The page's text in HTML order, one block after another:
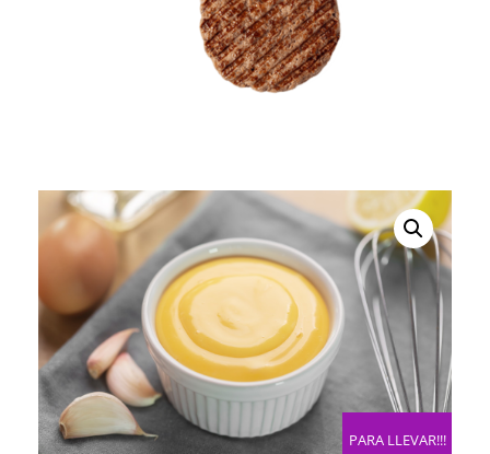
PARA LLEVAR!!!